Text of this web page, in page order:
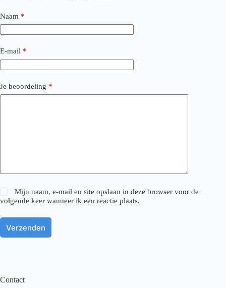
Naam *
E-mail *
Je beoordeling *
Mijn naam, e-mail en site opslaan in deze browser voor de
volgende keer wanneer ik een reactie plaats.
Verzenden
Contact